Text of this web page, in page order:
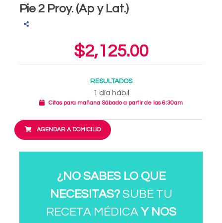
Pie 2 Proy. (Ap y Lat.)
$2,125.00
RESULTADOS
1 día hábil
Citas para mañana Sábado a partir de las 6:30am
AGENDAR A DOMICILIO
¿NO SABES LO QUE
NECESITAS?SUBE TU
RECETA MÉDICA Y NOS